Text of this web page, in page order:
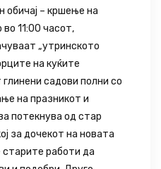
обичај – кршење на
11:00 часот,
„утринското
на куќите
садови полни со
на празникот и
потекнува од стар
за дочекот на новата
старите работи да